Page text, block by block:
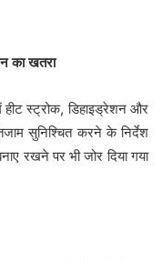
का खतरा
हीट स्ट्रोक, डिहाइड्रेशन और
सुनिश्चित करने के निर्देश
रखने पर भी जोर दिया गया